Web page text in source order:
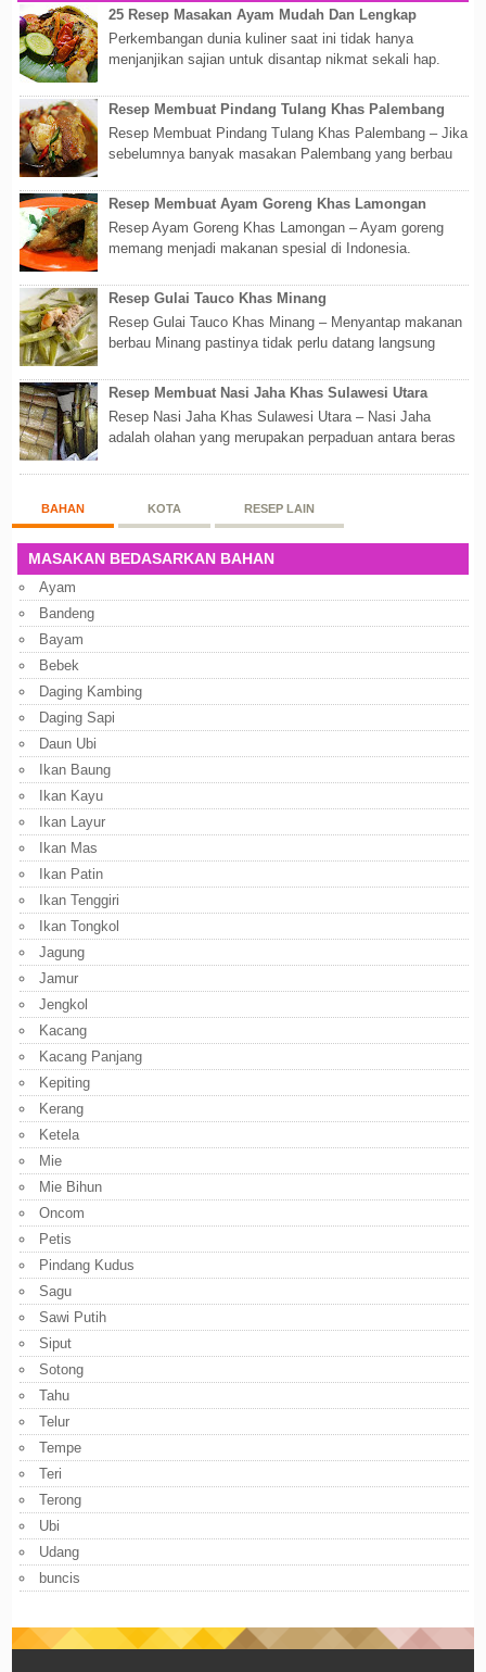
25 Resep Masakan Ayam Mudah Dan Lengkap
Perkembangan dunia kuliner saat ini tidak hanya
menjanjikan sajian untuk disantap nikmat sekali hap.
Resep Membuat Pindang Tulang Khas Palembang
Resep Membuat Pindang Tulang Khas Palembang – Jika
sebelumnya banyak masakan Palembang yang berbau
Resep Membuat Ayam Goreng Khas Lamongan
Resep Ayam Goreng Khas Lamongan – Ayam goreng
memang menjadi makanan spesial di Indonesia.
Resep Gulai Tauco Khas Minang
Resep Gulai Tauco Khas Minang – Menyantap makanan
berbau Minang pastinya tidak perlu datang langsung
Resep Membuat Nasi Jaha Khas Sulawesi Utara
Resep Nasi Jaha Khas Sulawesi Utara – Nasi Jaha
adalah olahan yang merupakan perpaduan antara beras
BAHAN KOTA RESEP LAIN
MASAKAN BEDASARKAN BAHAN
Ayam
Bandeng
Bayam
Bebek
Daging Kambing
Daging Sapi
Daun Ubi
Ikan Baung
Ikan Kayu
Ikan Layur
Ikan Mas
Ikan Patin
Ikan Tenggiri
Ikan Tongkol
Jagung
Jamur
Jengkol
Kacang
Kacang Panjang
Kepiting
Kerang
Ketela
Mie
Mie Bihun
Oncom
Petis
Pindang Kudus
Sagu
Sawi Putih
Siput
Sotong
Tahu
Telur
Tempe
Teri
Terong
Ubi
Udang
buncis